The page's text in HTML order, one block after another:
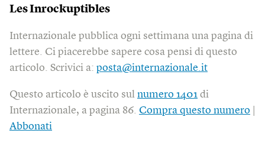
Les Inrockuptibles
Internazionale pubblica ogni settimana una pagina di
lettere. Ci piacerebbe sapere cosa pensi di questo
articolo. Scrivici a: posta@internazionale.it
Questo articolo è uscito sul numero 1401 di
Internazionale, a pagina 86. Compra questo numero
Abbonati